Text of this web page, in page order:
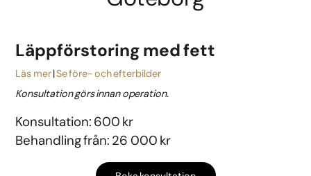
Läppförstoring med fett
Läs mer Se före- och efterbilder
Konsultation görs innan operation.
Konsultation: 600 kr
Behandling från: 26 000 kr